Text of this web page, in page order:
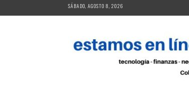
al
SÁBADO, AGOSTO 8, 2026